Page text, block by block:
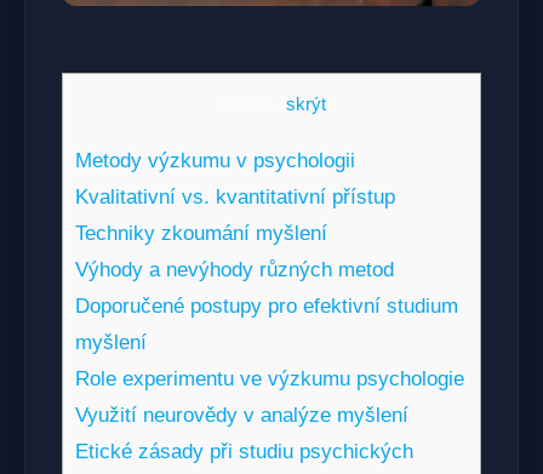
skrýt]
Metody výzkumu v psychologii
Kvalitativní vs. kvantitativní přístup
Techniky zkoumání myšlení
Výhody a nevýhody různých metod
Doporučené postupy pro efektivní studium
myšlení
Role experimentu ve výzkumu psychologie
Využití neurovědy v analýze myšlení
Etické zásady při studiu psychických